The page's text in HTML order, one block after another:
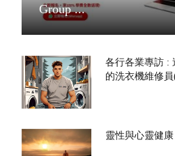
Group ...
各行各業專訪 :
的洗衣機維修
靈性與心靈健康